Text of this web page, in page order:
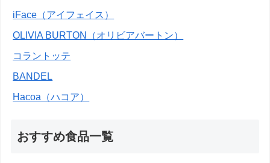
iFace（アイフェイス）
OLIVIA BURTON（オリビアバートン）
コラントッテ
BANDEL
Hacoa（ハコア）
おすすめ食品一覧